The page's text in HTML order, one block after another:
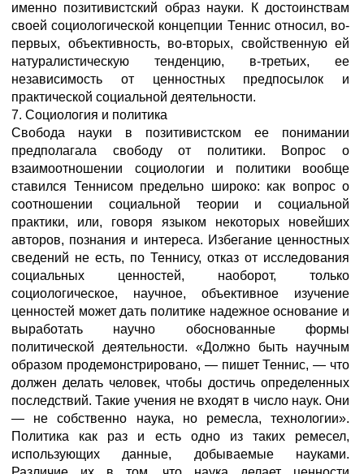
именно позитивистский образ науки. К достоинствам
своей социологической концепции Теннис относил, во-
первых, объективность, во-вторых, свойственную ей
натуралистическую тенденцию, в-третьих, ее
независимость от ценностных предпосылок и
практической социальной деятельности.
7. Социология и политика
Свобода науки в позитивистском ее понимании
предполагала свободу от политики. Вопрос о
взаимоотношении социологии и политики вообще
ставился Теннисом предельно широко: как вопрос о
соотношении социальной теории и социальной
практики, или, говоря языком некоторых новейших
авторов, познания и интереса. Избегание ценностных
сведений не есть, по Теннису, отказ от исследования
социальных ценностей, наоборот, только
социологическое, научное, объективное изучение
ценностей может дать политике надежное основание и
выработать научно обоснованные формы
политической деятельности. «Должно быть научным
образом продемонстрировано, — пишет Теннис, — что
должен делать человек, чтобы достичь определенных
последствий. Такие учения не входят в число наук. Они
— не собственно наука, но ремесла, технологии».
Политика как раз и есть одно из таких ремесел,
использующих данные, добываемые науками.